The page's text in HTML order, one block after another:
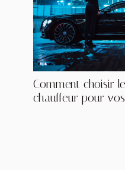
Comment choisir
chauffeur pour